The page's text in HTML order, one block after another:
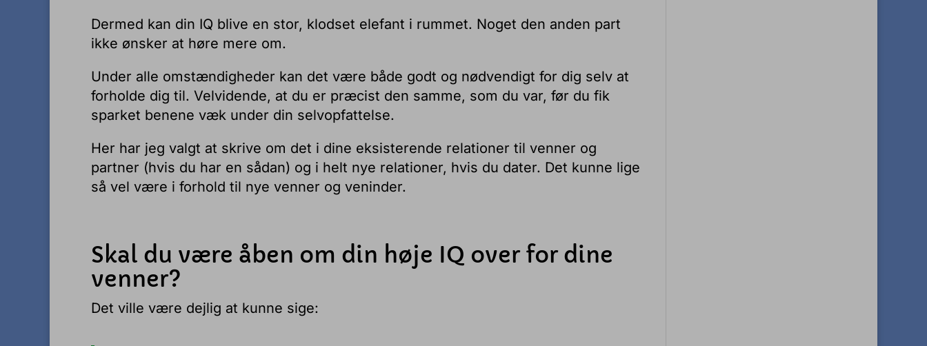
Dermed kan din IQ blive en stor, klodset elefant i rummet. Noget den anden part
ikke ønsker at høre mere om.
Under alle omstændigheder kan det være både godt og nødvendigt for dig selv at
forholde dig til. Velvidende, at du er præcist den samme, som du var, før du fik
sparket benene væk under din selvopfattelse.
Her har jeg valgt at skrive om det i dine eksisterende relationer til venner og
partner (hvis du har en sådan) og i helt nye relationer, hvis du dater. Det kunne lige
så vel være i forhold til nye venner og veninder.
Skal du være åben om din høje IQ over for dine
venner?
Det ville være dejlig at kunne sige: